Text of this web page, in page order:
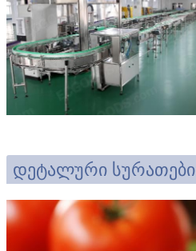
დეტალური სურათები